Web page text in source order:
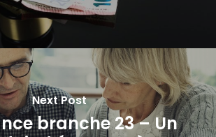
Next Post
branche 23 – Un